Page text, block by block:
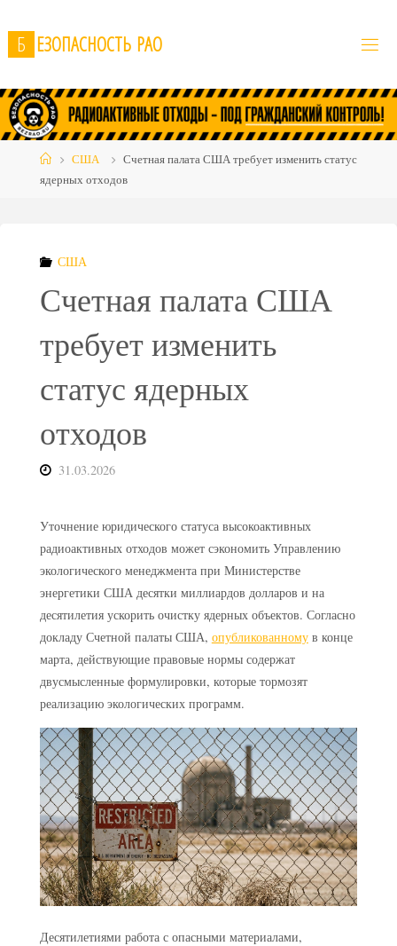
to
content
Б ЕЗОПАСНОСТЬ РАО
HomeСША
Счетная палата США требует изменить статус
ядерных отходов
США
Счетная палата США
требует изменить
статус ядерных
отходов
31.03.2026
Уточнение юридического статуса высокоактивных
радиоактивных отходов может сэкономить Управлению
экологического менеджмента при Министерстве
энергетики США десятки миллиардов долларов и на
десятилетия ускорить очистку ядерных объектов. Согласно
докладу Счетной палаты США, опубликованномув конце
марта, действующие правовые нормы содержат
двусмысленные формулировки, которые тормозят
реализацию экологических программ.
Десятилетиями работа с опасными материалами,